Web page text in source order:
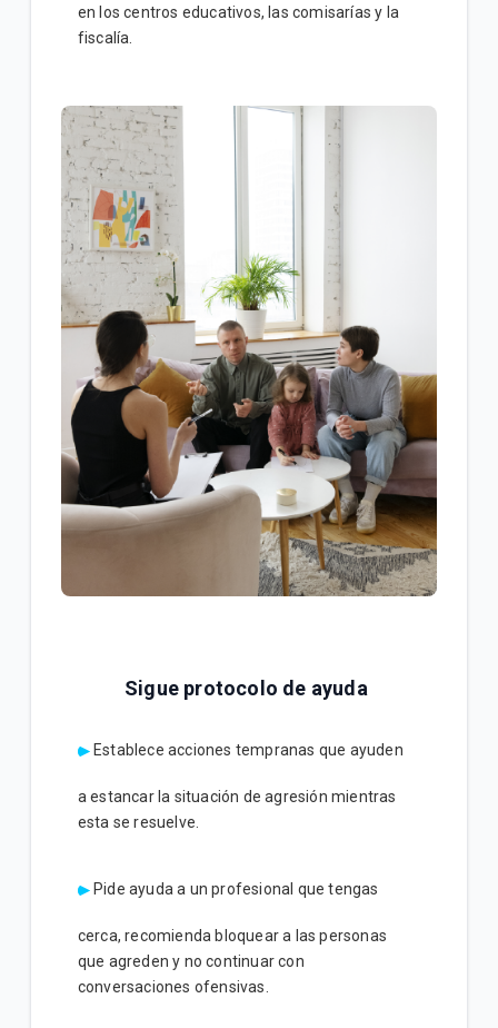
en los centros educativos, las comisarías y la
fiscalía.
Sigue protocolo de ayuda
Establece acciones tempranas que ayuden
a estancar la situación de agresión mientras
esta se resuelve.
Pide ayuda a un profesional que tengas
cerca, recomienda bloquear a las personas
que agreden y no continuar con
conversaciones ofensivas.